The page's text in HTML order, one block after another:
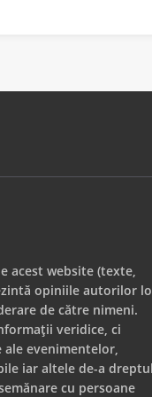
acest website (texte,
opiniile autorilor
de către nimeni.
veridice, ci
evenimentelor,
iar altele de-a
cu persoane